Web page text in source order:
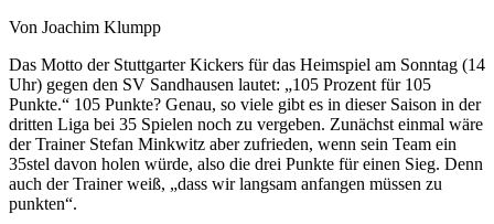
Von Joachim Klumpp
Das Motto der Stuttgarter Kickers für das Heimspiel am Sonntag (14
Uhr) gegen den SV Sandhausen lautet: „105 Prozent für 105
Punkte.“ 105 Punkte? Genau, so viele gibt es in dieser Saison in der
dritten Liga bei 35 Spielen noch zu vergeben. Zunächst einmal wäre
der Trainer Stefan Minkwitz aber zufrieden, wenn sein Team ein
35stel davon holen würde, also die drei Punkte für einen Sieg. Denn
auch der Trainer weiß, „dass wir langsam anfangen müssen zu
punkten“.